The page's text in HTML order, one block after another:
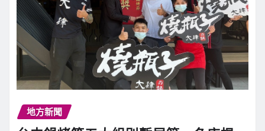
地方新聞